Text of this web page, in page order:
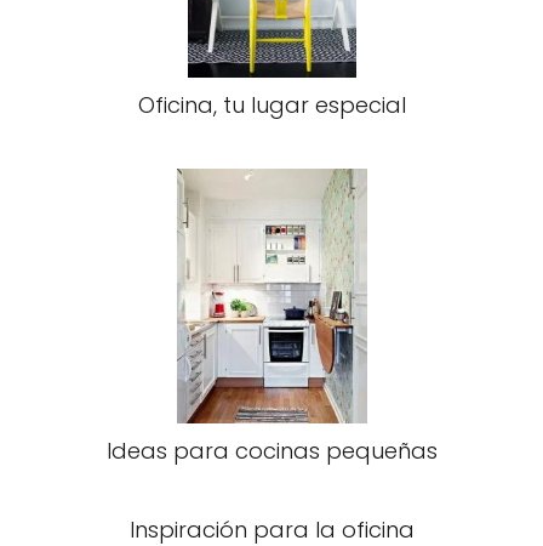
Oficina, tu lugar especial
Ideas para cocinas pequeñas
Inspiración para la oficina